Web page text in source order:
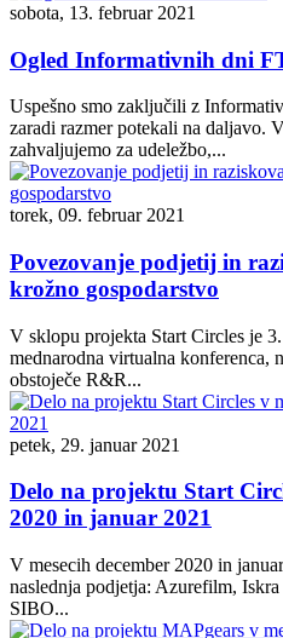
sobota, 13. februar 2021
Ogled Informativnih dni
Uspešno smo zaključili z
zaradi razmer potekali na daljavo.
zahvaljujemo za udeležbo,...
torek, 09. februar 2021
Povezovanje podjetij in
krožno gospodarstvo
V sklopu projekta Start Circles je
mednarodna virtualna konferenca,
obstoječe R&R...
petek, 29. januar 2021
Delo na projektu Start
2020 in januar 2021
V mesecih december 2020 in
naslednja podjetja: Azurefilm,
SIBO...